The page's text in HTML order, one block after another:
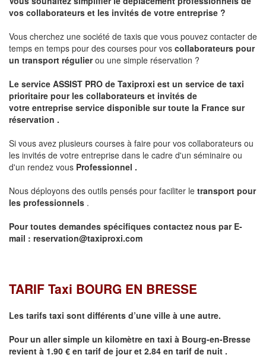
vos collaborateurs et les invités de votre entreprise ?
Vous cherchez une société de taxis que vous pouvez contacter de
temps en temps pour des courses pour vos collaborateurs pour
un transport régulierou une simple réservation ?
Le service ASSIST PRO de Taxiproxi est un service de taxi
prioritaire pour les collaborateurs et invités de
votre entreprise service disponible sur toute la France sur
réservation .
Si vous avez plusieurs courses à faire pour vos collaborateurs ou
les invités de votre entreprise dans le cadre d'un séminaire ou
d'un rendez vous Professionnel .
Nous déployons des outils pensés pour faciliter le transport pour
les professionnels .
Pour toutes demandes spécifiques contactez nous par E-
mail : reservation@taxiproxi.com
TARIF Taxi BOURG EN BRESSE
Les tarifs taxi sont différents d’une ville à une autre.
Pour un aller simple un kilomètre en taxi à Bourg-en-Bresse
revient à 1.90 € en tarif de jour et 2.84 en tarif de nuit .